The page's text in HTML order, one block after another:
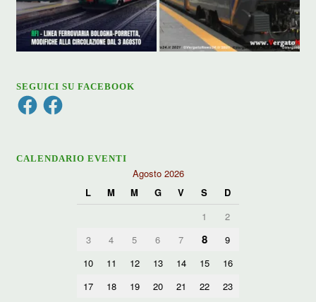
SEGUICI SU FACEBOOK
FacebookFacebook
CALENDARIO EVENTI
Agosto 2026
L
M M G V S
D
1
2
3
4 5 6 7 8
9
10
11 12 13 14 15
16
17
18 19 20 21 22
23